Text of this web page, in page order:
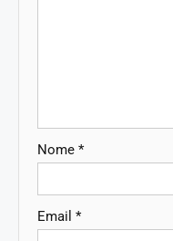
Nome *
Email *